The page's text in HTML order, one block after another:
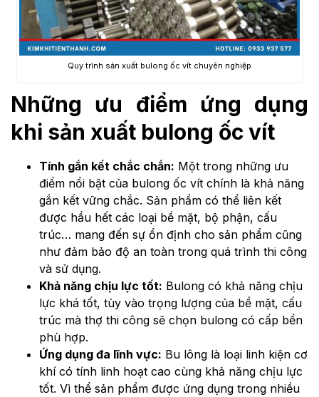
Quy trình sản xuất bulong ốc vít chuyên nghiệp
Những ưu điểm ứng dụng
khi sản xuất bulong ốc vít
Tính gắn kết chắc chắn: Một trong những ưu
điểm nổi bật của bulong ốc vít chính là khả năng
gắn kết vững chắc. Sản phẩm có thể liên kết
được hầu hết các loại bề mặt, bộ phận, cấu
trúc… mang đến sự ổn định cho sản phẩm cũng
như đảm bảo độ an toàn trong quá trình thi công
và sử dụng.
Khả năng chịu lực tốt: Bulong có khả năng chịu
lực khá tốt, tùy vào trọng lượng của bề mặt, cấu
trúc mà thợ thi công sẽ chọn bulong có cấp bền
phù hợp.
Ứng dụng đa lĩnh vực: Bu lông là loại linh kiện cơ
khí có tính linh hoạt cao cùng khả năng chịu lực
tốt. Vì thể sản phẩm được ứng dụng trong nhiều